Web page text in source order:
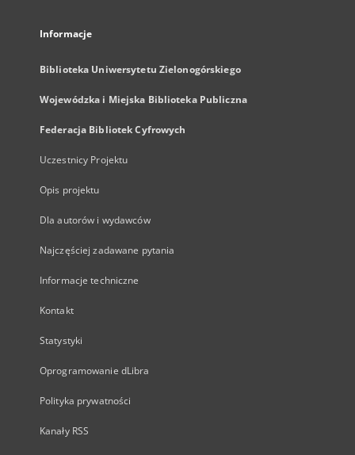
Informacje
Biblioteka Uniwersytetu Zielonogórskiego
Wojewódzka i Miejska Biblioteka Publiczna
Federacja Bibliotek Cyfrowych
Uczestnicy Projektu
Opis projektu
Dla autorów i wydawców
Najczęściej zadawane pytania
Informacje techniczne
Kontakt
Statystyki
Oprogramowanie dLibra
Polityka prywatności
Kanały RSS